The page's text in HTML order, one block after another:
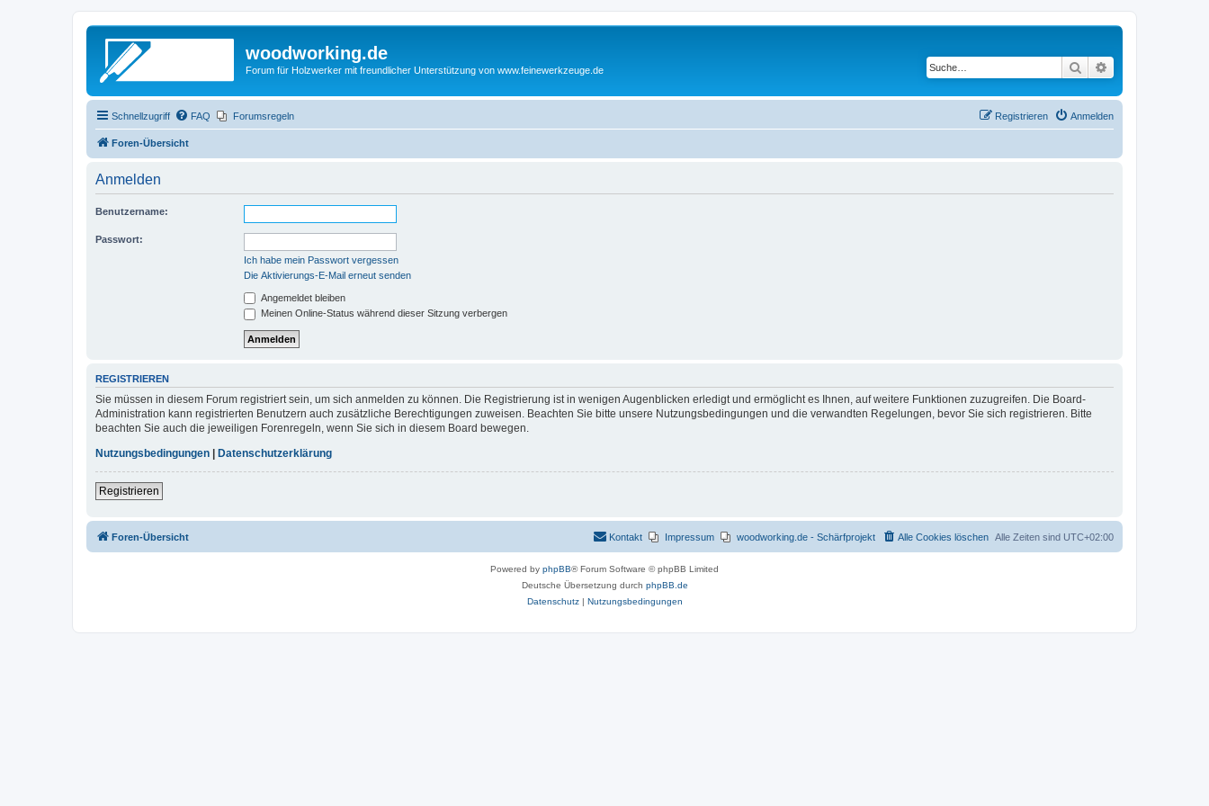
woodworking.de
Forum für Holzwerker mit freundlicher Unterstützung von www.feinewerkzeuge.de Suche
Schnellzugriff FAQ Forumsregeln Anmelden
Registrieren
Foren-Übersicht
Anmelden
Benutzername:
Passwort:
Ich habe mein Passwort vergessen
Die Aktivierungs-E-Mail erneut senden
Angemeldet bleiben
Meinen Online-Status während dieser Sitzung verbergen
REGISTRIEREN
Sie müssen in diesem Forum registriert sein, um sich anmelden zu können. Die Registrierung ist in wenigen Augenblicken erledigt und ermöglicht es Ihnen, auf weitere Funktionen zuzugreifen. Die Board-
Administration kann registrierten Benutzern auch zusätzliche Berechtigungen zuweisen. Beachten Sie bitte unsere Nutzungsbedingungen und die verwandten Regelungen, bevor Sie sich registrieren. Bitte
beachten Sie auch die jeweiligen Forenregeln, wenn Sie sich in diesem Board bewegen.
Nutzungsbedingungen
Datenschutzerklärung
Registrieren
Foren-Übersicht Alle Zeiten sind UTC+02:00
Alle Cookies löschen
woodworking.de - Schärfprojekt
Impressum
Kontakt
Powered by phpBB® Forum Software © phpBB Limited
Deutsche Übersetzung durch phpBB.de
Datenschutz| Nutzungsbedingungen